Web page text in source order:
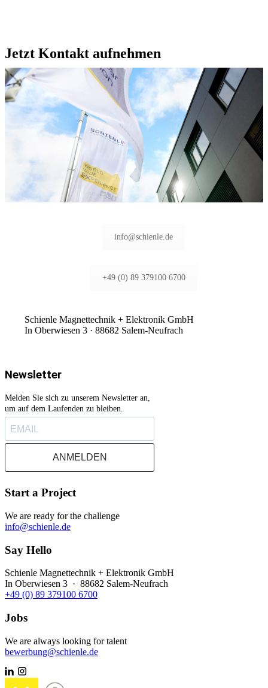
Jetzt Kontakt aufnehmen
info@schienle.de
+49 (0) 89 379100 6700
Schienle Magnettechnik + Elektronik GmbH
In Oberwiesen 3 · 88682 Salem-Neufrach
Newsletter
Melden Sie sich zu unserem Newsletter an,
um auf dem Laufenden zu bleiben.
ANMELDEN
Start a Project
We are ready for the challenge
info@schienle.de
Say Hello
Schienle Magnettechnik + Elektronik GmbH
In Oberwiesen 3 · 88682 Salem-Neufrach
+49 (0) 89 379100 6700
Jobs
We are always looking for talent
bewerbung@schienle.de